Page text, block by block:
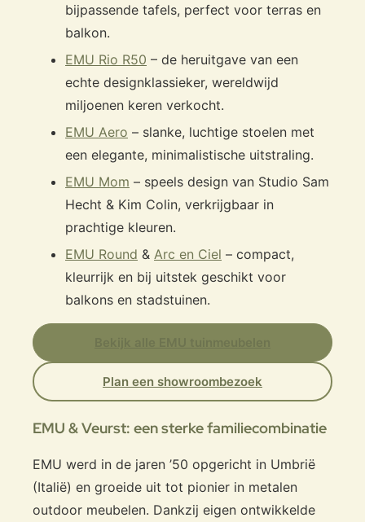
bijpassende tafels, perfect voor terras en
balkon.
EMU Rio R50 – de heruitgave van een
echte designklassieker, wereldwijd
miljoenen keren verkocht.
EMU Aero – slanke, luchtige stoelen met
een elegante, minimalistische uitstraling.
EMU Mom – speels design van Studio Sam
Hecht & Kim Colin, verkrijgbaar in
prachtige kleuren.
EMU Round & Arc en Ciel – compact,
kleurrijk en bij uitstek geschikt voor
balkons en stadstuinen.
Plan een showroombezoek
EMU & Veurst: een sterke familiecombinatie
EMU werd in de jaren ’50 opgericht in Umbrië
(Italië) en groeide uit tot pionier in metalen
outdoor meubelen. Dankzij eigen ontwikkelde